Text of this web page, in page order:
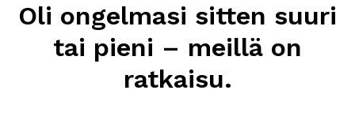
Oli ongelmasi sitten suuri
tai pieni – meillä on
ratkaisu.